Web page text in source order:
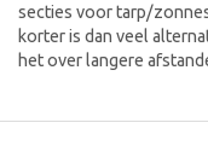
secties voor tarp/
korter is dan veel
het over langere